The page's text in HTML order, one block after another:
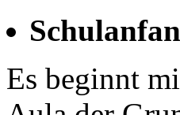
Es beginnt